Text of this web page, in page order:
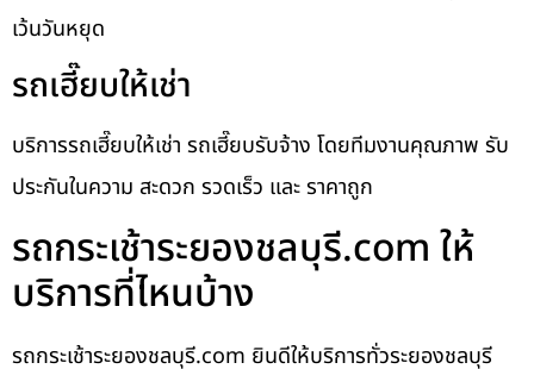
เว้นวันหยุด
รถเฮี๊ยบให้เช่า
บริการรถเฮี๊ยบให้เช่า รถเฮี๊ยบรับจ้าง โดยทีมงานคุณภาพ รับ
ประกันในความ สะดวก รวดเร็ว และ ราคาถูก
รถกระเช้าระยองชลบุรี.com ให้
บริการที่ไหนบ้าง
รถกระเช้าระยองชลบุรี.com ยินดีให้บริการทั่วระยองชลบุรี